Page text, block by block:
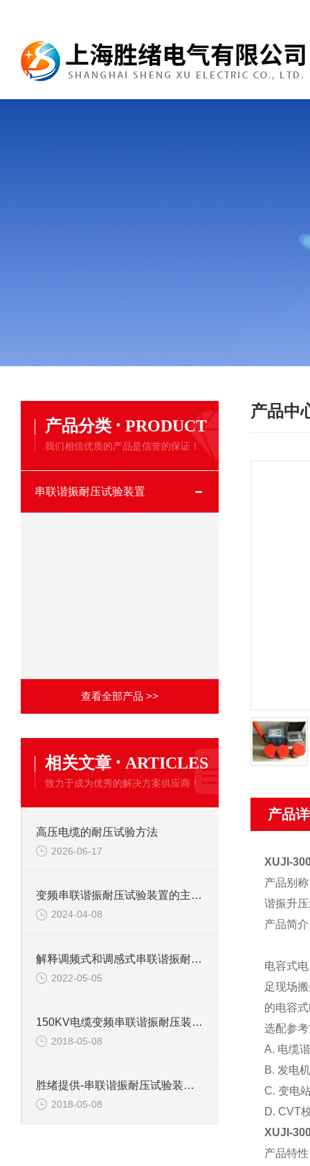
产品分类 · PRODUCT
我们相信优质的产品是信誉的保证！
串联谐振耐压试验装置
查看全部产品 >>
相关文章 · ARTICLES
致力于成为优秀的解决方案供应商！
高压电缆的耐压试验方法
2026-06-17
变频串联谐振耐压试验装置的主要应用
2024-04-08
解释调频式和调感式串联谐振耐压试验装置有什么区别？
2022-05-05
150KV电缆变频串联谐振耐压装置介绍
2018-05-08
胜绪提供-串联谐振耐压试验装置主要功能
2018-05-08
产品中
产品
XUJI-
产品别称
谐振升
产品简介
电容式
足现场
的电容
选配参
A. 电缆
B. 发电
C. 变电
D. CVT
XUJI-
产品特性